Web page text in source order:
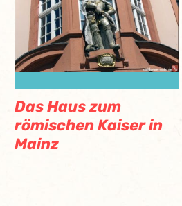
Das Haus zum
römischen Kaiser in
Mainz